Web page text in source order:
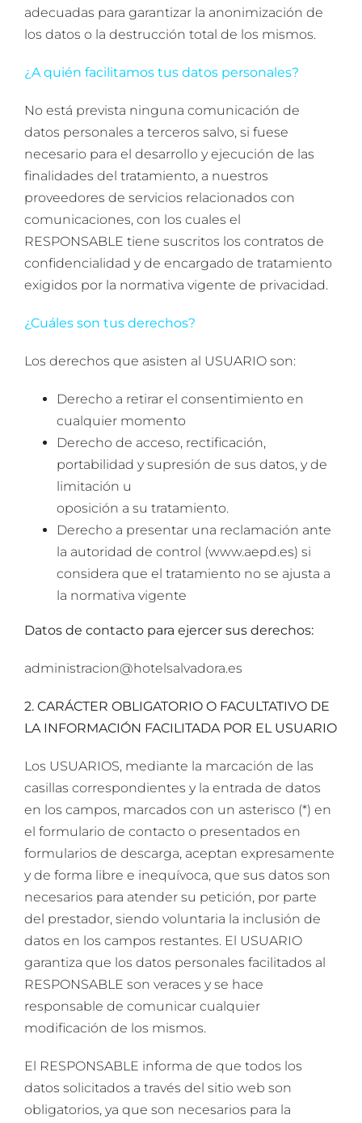
adecuadas para garantizar la anonimización de
los datos o la destrucción total de los mismos.
¿A quién facilitamos tus datos personales?
No está prevista ninguna comunicación de
datos personales a terceros salvo, si fuese
necesario para el desarrollo y ejecución de las
finalidades del tratamiento, a nuestros
proveedores de servicios relacionados con
comunicaciones, con los cuales el
RESPONSABLE tiene suscritos los contratos de
confidencialidad y de encargado de tratamiento
exigidos por la normativa vigente de privacidad.
¿Cuáles son tus derechos?
Los derechos que asisten al USUARIO son:
Derecho a retirar el consentimiento en
cualquier momento
Derecho de acceso, rectificación,
portabilidad y supresión de sus datos, y de
limitación u
oposición a su tratamiento.
Derecho a presentar una reclamación ante
la autoridad de control (www.aepd.es) si
considera que el tratamiento no se ajusta a
la normativa vigente
Datos de contacto para ejercer sus derechos:
administracion@hotelsalvadora.es
2. CARÁCTER OBLIGATORIO O FACULTATIVO DE
LA INFORMACIÓN FACILITADA POR EL USUARIO
Los USUARIOS, mediante la marcación de las
casillas correspondientes y la entrada de datos
en los campos, marcados con un asterisco (*) en
el formulario de contacto o presentados en
formularios de descarga, aceptan expresamente
y de forma libre e inequívoca, que sus datos son
necesarios para atender su petición, por parte
del prestador, siendo voluntaria la inclusión de
datos en los campos restantes. El USUARIO
garantiza que los datos personales facilitados al
RESPONSABLE son veraces y se hace
responsable de comunicar cualquier
modificación de los mismos.
El RESPONSABLE informa de que todos los
datos solicitados a través del sitio web son
obligatorios, ya que son necesarios para la